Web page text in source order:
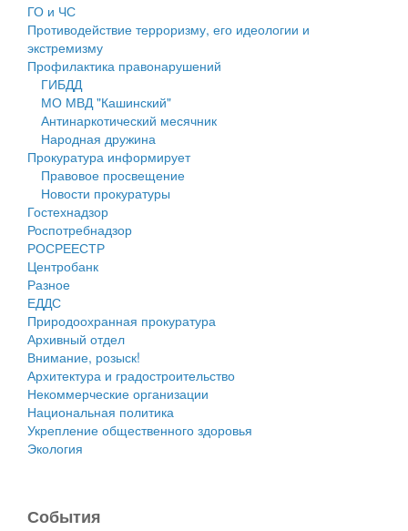
Оценка регулирующего воздействия
Деятельность МУ
Нормативы градостроительного проектирования
Правила землепользования и застройки
Генеральные планы
Проекты планировки территории
Собрание депутатов
Городское поселение
Сельские поселения
ГО и ЧС
Противодействие терроризму, его идеологии и
экстремизму
Профилактика правонарушений
ГИБДД
МО МВД "Кашинский"
Антинаркотический месячник
Народная дружина
Прокуратура информирует
Правовое просвещение
Новости прокуратуры
Гостехнадзор
Роспотребнадзор
РОСРЕЕСТР
Центробанк
Разное
ЕДДС
Природоохранная прокуратура
Архивный отдел
Внимание, розыск!
Архитектура и градостроительство
Некоммерческие организации
Национальная политика
Укрепление общественного здоровья
Экология
События